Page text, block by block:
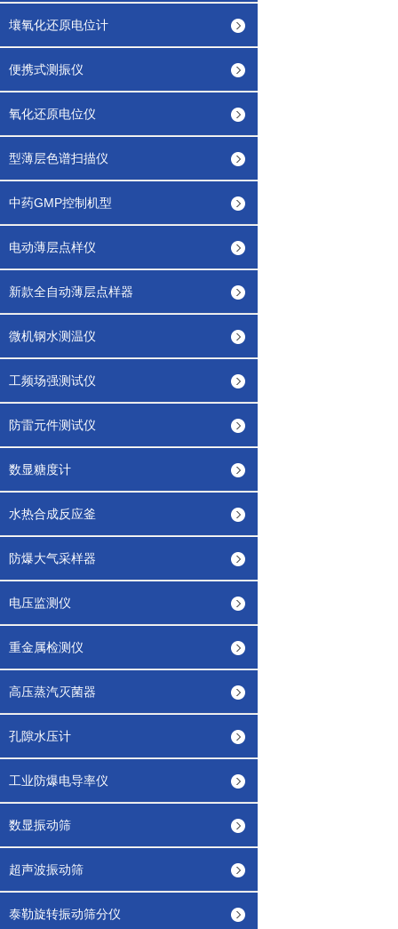
壤氧化还原电位计
便携式测振仪
氧化还原电位仪
型薄层色谱扫描仪
中药GMP控制机型
电动薄层点样仪
新款全自动薄层点样器
微机钢水测温仪
工频场强测试仪
防雷元件测试仪
数显糖度计
水热合成反应釜
防爆大气采样器
电压监测仪
重金属检测仪
高压蒸汽灭菌器
孔隙水压计
工业防爆电导率仪
数显振动筛
超声波振动筛
泰勒旋转振动筛分仪